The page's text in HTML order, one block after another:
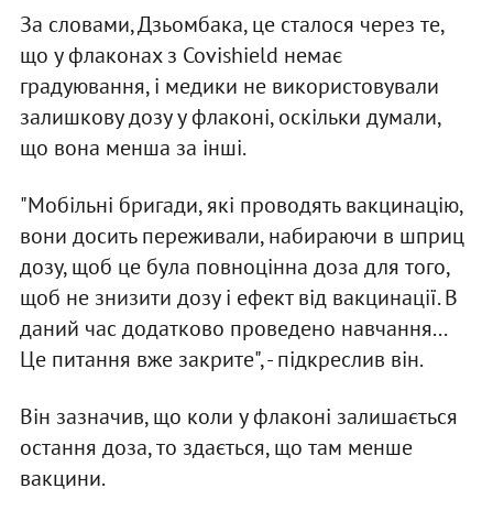
За словами, Дзьомбака, це сталося через те,
що у флаконах з Covishield немає
градуювання, і медики не використовували
залишкову дозу у флаконі, оскільки думали,
що вона менша за інші.
"Мобільні бригади, які проводять вакцинацію,
вони досить переживали, набираючи в шприц
дозу, щоб це була повноцінна доза для того,
щоб не знизити дозу і ефект від вакцинації. В
даний час додатково проведено навчання...
Це питання вже закрите", - підкреслив він.
Він зазначив, що коли у флаконі залишається
остання доза, то здається, що там менше
вакцини.